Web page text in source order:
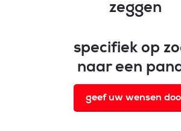
zeggen
specifiek op
naar een
geef uw wensen